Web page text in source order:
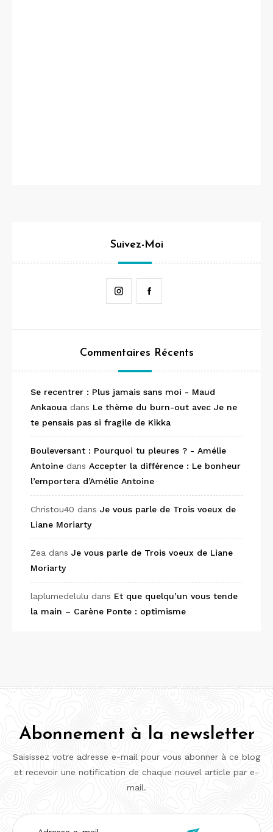
Suivez-Moi
Instagram
Commentaires Récents
Se recentrer : Plus jamais sans moi - Maud
Ankaoua dans Le thème du burn-out avec Je ne
te pensais pas si fragile de Kikka
Bouleversant : Pourquoi tu pleures ? - Amélie
Antoine dans Accepter la différence : Le bonheur
l’emportera d’Amélie Antoine
Christou40 dans Je vous parle de Trois voeux de
Liane Moriarty
Zea dans Je vous parle de Trois voeux de Liane
Moriarty
laplumedelulu dans Et que quelqu’un vous tende
la main – Carène Ponte : optimisme
Abonnement à la newsletter
Saisissez votre adresse e-mail pour vous abonner à ce blog
et recevoir une notification de chaque nouvel article par e-
mail.
Adresse